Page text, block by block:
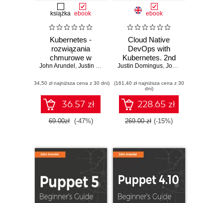
książka ebook
Kubernetes -
rozwiązania
chmurowe w
świecie DevOps.
wdrażanie i
skalowanie
nowoczesnych
aplikacji
chmurowych
John Arundel , Justin Domingus
(34,50 zł najniższa cena z 30 dni)
36.57 zł
69.00zł (-47%)
ebook
Cloud Native
DevOps with
Kubernetes. 2nd
Edition
Justin Domingus, John Arundel
(161,40 zł najniższa cena z 30
dni)
228.65 zł
269.00 zł (-15%)